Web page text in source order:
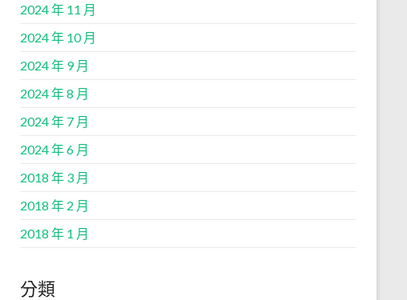
2024 年 11 月
2024 年 10 月
2024 年 9 月
2024 年 8 月
2024 年 7 月
2024 年 6 月
2018 年 3 月
2018 年 2 月
2018 年 1 月
分類